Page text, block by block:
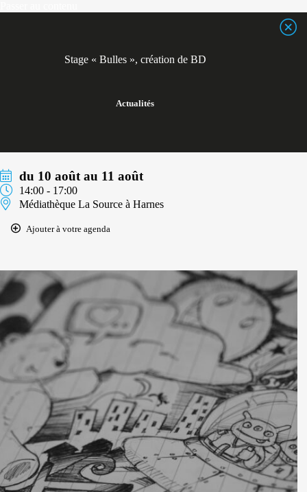
Stage « Bulles », création de BD
Actualités
du 10 août au 11 août
14:00 - 17:00
Médiathèque La Source à Harnes
Ajouter à votre agenda